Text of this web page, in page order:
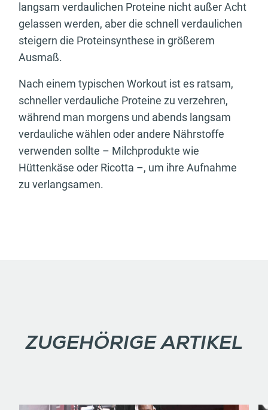
langsam verdaulichen Proteine nicht außer Acht
gelassen werden, aber die schnell verdaulichen
steigern die Proteinsynthese in größerem
Ausmaß.
Nach einem typischen Workout ist es ratsam,
schneller verdauliche Proteine zu verzehren,
während man morgens und abends langsam
verdauliche wählen oder andere Nährstoffe
verwenden sollte – Milchprodukte wie
Hüttenkäse oder Ricotta –, um ihre Aufnahme
zu verlangsamen.
ZUGEHÖRIGE ARTIKEL